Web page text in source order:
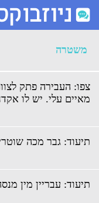
ארכיון משטרה - ניוזבוקס
משטרה
צפו: העבירה פתק
מאיים עלי. יש לו
תיעוד: גבר מכה
תיעוד: עבריין מין